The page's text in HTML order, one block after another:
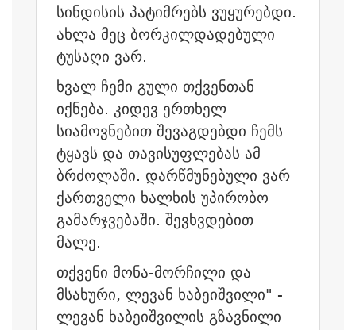
სინდისის პატიმრებს ვუყურებდი.
ახლა მეც ბორკილდადებული
ტუსაღი ვარ.
ხვალ ჩემი გული თქვენთან
იქნება. კიდევ ერთხელ
სიამოვნებით შევაგდებდი ჩემს
ტყავს და თავისუფლებას ამ
ბრძოლაში. დარწმუნებული ვარ
ქართველი ხალხის უპირობო
გამარჯვებაში. შევხვდებით
მალე.
თქვენი მონა-მორჩილი და
მსახური, ლევან ხაბეიშვილი" -
ლევან ხაბეიშვილის გზავნილი